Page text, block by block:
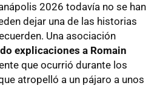
2026 todavía no se han
dejar una de las historias
Una asociación
explicaciones a Romain
que ocurrió durante los
atropelló a un pájaro a unos